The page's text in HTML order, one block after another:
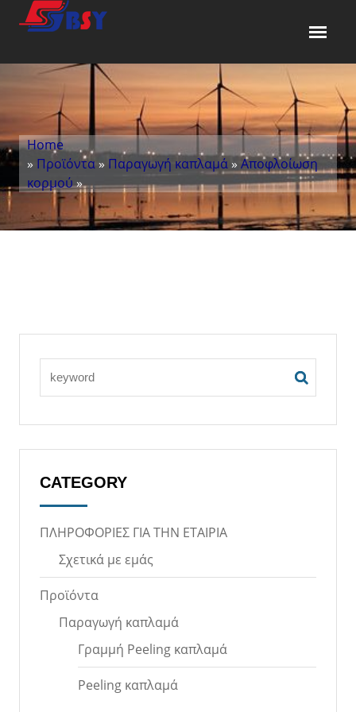
Home
» Προϊόντα» Παραγωγή καπλαμά» Αποφλοίωση
κορμού»
CATEGORY
ΠΛΗΡΟΦΟΡΙΕΣ ΓΙΑ ΤΗΝ ΕΤΑΙΡΙΑ
Σχετικά με εμάς
Προϊόντα
Παραγωγή καπλαμά
Γραμμή Peeling καπλαμά
Peeling καπλαμά